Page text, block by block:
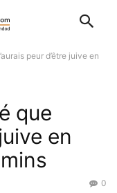
peur d’être juive en
que
en
0